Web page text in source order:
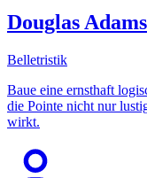
Douglas Adams
Belletristik
Baue eine ernsthaft
die Pointe nicht nur
wirkt.